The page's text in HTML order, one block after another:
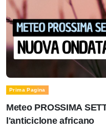
Prima Pagina
Meteo PROSSIMA
l'anticiclone africano